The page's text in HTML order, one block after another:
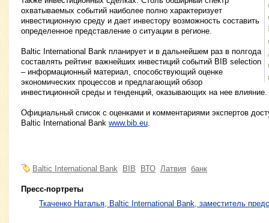
охватываемых событий наиболее полно характеризует
инвестиционную среду и дает инвестору возможность составить
определенное представление о ситуации в регионе.
Baltic International Bank планирует и в дальнейшем раз в полгода
составлять рейтинг важнейших инвестиций событий BIB selection
– информационный материал, способствующий оценке
экономических процессов и предлагающий обзор
инвестиционной среды и тенденций, оказывающих на нее влияние.
Официальный список с оценками и комментариями экспертов
Baltic International Bank www.bib.eu
Baltic International Bank BIB ВТО Латвия банк
Пресс-портреты
Ткаченко Наталья, Baltic International Bank, заместитель